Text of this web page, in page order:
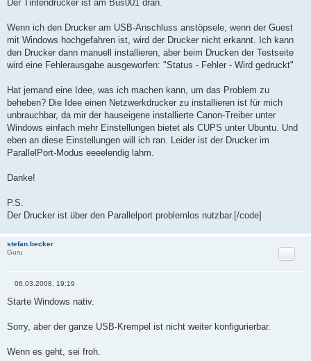
Der Tintendrucker ist am Bus001 dran.
Wenn ich den Drucker am USB-Anschluss anstöpsele, wenn der Guest
mit Windows hochgefahren ist, wird der Drucker nicht erkannt. Ich kann
den Drucker dann manuell installieren, aber beim Drucken der Testseite
wird eine Fehlerausgabe ausgeworfen: "Status - Fehler - Wird gedruckt"
Hat jemand eine Idee, was ich machen kann, um das Problem zu
beheben? Die Idee einen Netzwerkdrucker zu installieren ist für mich
unbrauchbar, da mir der hauseigene installierte Canon-Treiber unter
Windows einfach mehr Einstellungen bietet als CUPS unter Ubuntu. Und
eben an diese Einstellungen will ich ran. Leider ist der Drucker im
ParallelPort-Modus eeeelendig lahm.
Danke!
P.S.
Der Drucker ist über den Parallelport problemlos nutzbar.[/code]
stefan.becker
Guru
Zitat
e
i
a
06.03.2008, 19:19
Starte Windows nativ.
Sorry, aber der ganze USB-Krempel ist nicht weiter konfigurierbar.
Wenn es geht, sei froh.